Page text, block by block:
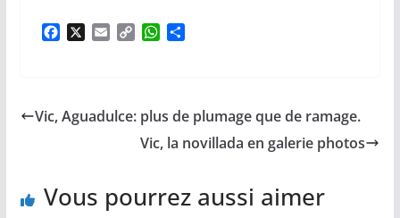
o
i
n
W
A
p
g
e
Vic, Aguadulce: plus de plumage que de ramage.
Vic, la novillada en galerie photos
Vous pourrez aussi aimer